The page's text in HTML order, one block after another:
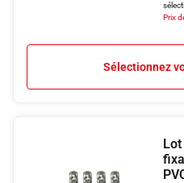
Prix
Sélectionnez